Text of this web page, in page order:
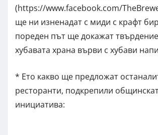
(https://www.facebook.com/
ще ни изненадат с миди с крафт
пореден път ще докажат
хубавата храна върви с хубави
* Ето какво ще предложат
ресторанти, подкрепили
инициатива: